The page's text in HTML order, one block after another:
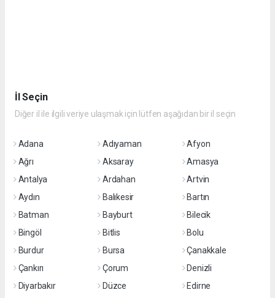
İl Seçin
Diğer il ile ilgili veriye ulaşmak için lütfen aşağıdan bir il seçin
Adana Adıyaman
Afyon
Ağrı
Aksaray
Amasya
Antalya
Ardahan
Artvin
Aydın
Balıkesir
Bartın
Batman
Bayburt
Bilecik
Bingöl
Bitlis
Bolu
Burdur
Bursa
Çanakkale
Çankırı
Çorum
Denizli
Diyarbakır
Düzce
Edirne